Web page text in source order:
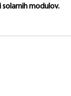
modulov.